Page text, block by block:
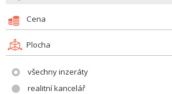
Cena
Plocha
všechny inzeráty
realitní kancelář